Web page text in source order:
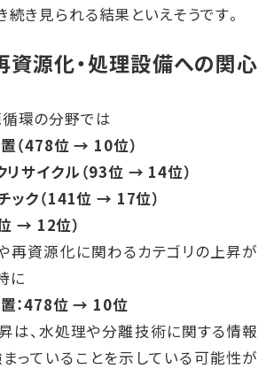
続き見られる結果といえそうです。
資源化・処理設備への関心
環の分野では
（478位 → 10位）
リサイクル（93位 → 14位）
ック（141位 → 17位）
→ 12位）
再資源化に関わるカテゴリの上昇が
に
：478位 → 10位
は、水処理や分離技術に関する情報
っていることを示している可能性が